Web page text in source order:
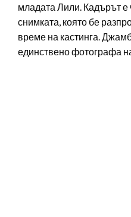
младата Лили. Кадърът
снимката, която бе
време на кастинга.
единствено фотографа